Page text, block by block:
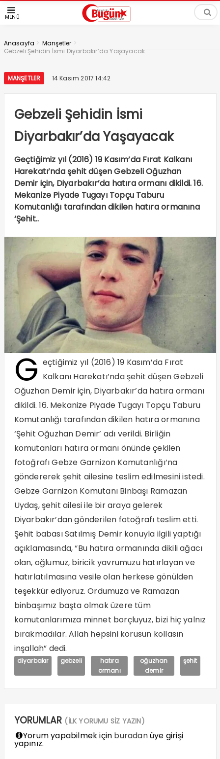
MENÜ
Anasayfa > Manşetler >
Gebzeli Şehidin İsmi Diyarbakır’da Yaşayacak
MANŞETLER 14 Kasım 2017 14:42
Gebzeli Şehidin İsmi
Diyarbakır’da Yaşayacak
Geçtiğimiz yıl (2016) 19 Kasım’da Fırat Kalkanı
Harekatı’nda şehit düşen Gebzeli Oğuzhan
Demir için, Diyarbakır’da hatıra ormanı dikildi. 16.
Mekanize Piyade Tugayı Topçu Taburu
Komutanlığı tarafından dikilen hatıra ormanına
‘Şehit..
G eçtiğimiz yıl (2016) 19 Kasım’da Fırat
Kalkanı Harekatı’nda şehit düşen Gebzeli
Oğuzhan Demir için, Diyarbakır’da hatıra ormanı
dikildi. 16. Mekanize Piyade Tugayı Topçu Taburu
Komutanlığı tarafından dikilen hatıra ormanına
‘Şehit Oğuzhan Demir’ adı verildi. Birliğin
komutanları hatıra ormanı önünde çekilen
fotoğrafı Gebze Garnizon Komutanlığı’na
göndererek şehit ailesine teslim edilmesini istedi.
Gebze Garnizon Komutanı Binbaşı Ramazan
Uydaş, şehit ailesi ile bir araya gelerek
Diyarbakır’dan gönderilen fotoğrafı teslim etti.
Şehit babası Satılmış Demir konuyla ilgili yaptığı
açıklamasında, “Bu hatıra ormanında dikili ağacı
olan, oğlumuz, biricik yavrumuzu hatırlayan ve
hatırlatılmasına vesile olan herkese gönülden
teşekkür ediyoruz. Ordumuza ve Ramazan
binbaşımız başta olmak üzere tüm
komutanlarımıza minnet borçluyuz, bizi hiç yalnız
bırakmadılar. Allah hepsini korusun kollasın
inşallah” dedi.
diyarbakır gebzeli
hatıra
ormanı
oğuzhan
demir
şehit
YORUMLAR (İLK YORUMU SİZ YAZIN)
Yorum yapabilmek için buradanüye girişi
yapınız.